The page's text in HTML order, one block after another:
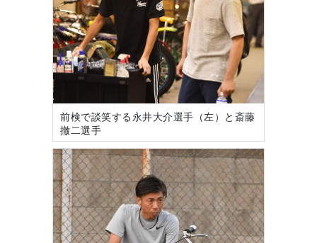
前検で談笑する永井大介選手（左）と斎藤
撤二選手